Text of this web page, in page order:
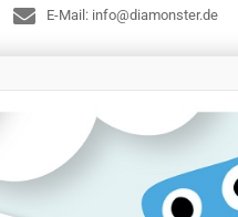
E-Mail: info@diamonster.de